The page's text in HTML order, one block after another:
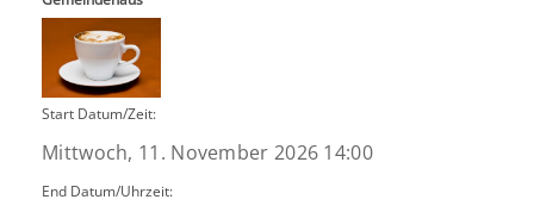
Start Datum/Zeit:
Mittwoch, 11. November 2026 14:00
End Datum/Uhrzeit: